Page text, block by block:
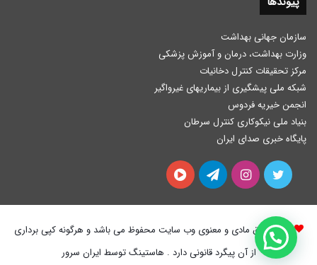
سازمان جهانی بهداشت
وزارت بهداشت، درمان و آموزش پزشكی
مرکز تحقیقات کنترل دخانیات
شبکه ملی پیشگیری از بیماریهای غیرواگیر
انجمن خیریه فردوس
بنیاد ملی نیکوکاری کنترل سرطان
پایگاه خبری صدای ایران
توییتر اینستاگرامتلگرام آپارات
کلیه حقوق مادی و معنوی وب سایت محفوظ می باشد و هرگونه کپی برداری
از آن پیگرد قانونی دارد . هاستینگ توسط ایران سرور